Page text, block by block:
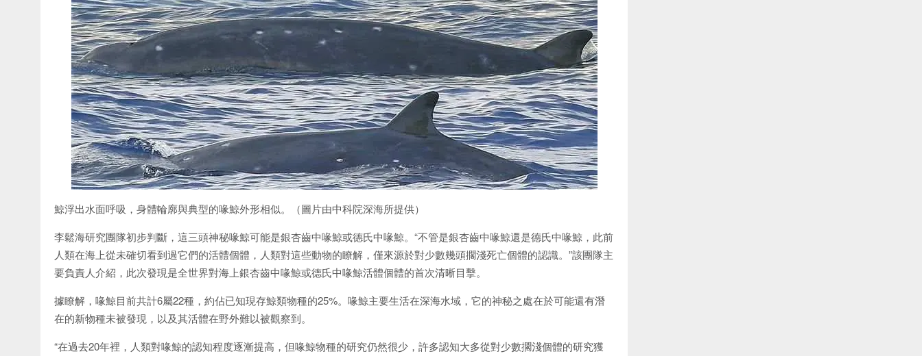
鯨浮出水面呼吸，身體輪廓與典型的喙鯨外形相似。（圖片由中科院深海所提供）
李鬆海研究團隊初步判斷，這三頭神秘喙鯨可能是銀杏齒中喙鯨或德氏中喙鯨。“不管是銀杏齒中喙鯨還是德氏中喙鯨，此前
人類在海上從未確切看到過它們的活體個體，人類對這些動物的瞭解，僅來源於對少數幾頭擱淺死亡個體的認識。”該團隊主
要負責人介紹，此次發現是全世界對海上銀杏齒中喙鯨或德氏中喙鯨活體個體的首次清晰目擊。
據瞭解，喙鯨目前共計6屬22種，約佔已知現存鯨類物種的25%。喙鯨主要生活在深海水域，它的神秘之處在於可能還有潛
在的新物種未被發現，以及其活體在野外難以被觀察到。
“在過去20年裡，人類對喙鯨的認知程度逐漸提高，但喙鯨物種的研究仍然很少，許多認知大多從對少數擱淺個體的研究獲